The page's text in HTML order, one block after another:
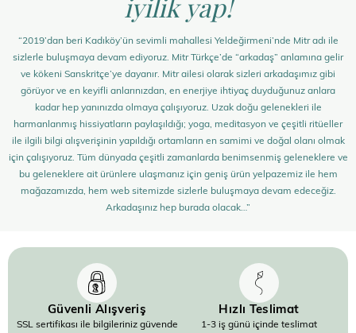
“2019’dan beri Kadıköy’ün sevimli mahallesi Yeldeğirmeni’nde Mitr adı ile
sizlerle buluşmaya devam ediyoruz. Mitr Türkçe’de “arkadaş” anlamına gelir
ve kökeni Sanskritçe’ye dayanır. Mitr ailesi olarak sizleri arkadaşımız gibi
görüyor ve en keyifli anlarınızdan, en enerjiye ihtiyaç duyduğunuz anlara
kadar hep yanınızda olmaya çalışıyoruz. Uzak doğu gelenekleri ile
harmanlanmış hissiyatların paylaşıldığı; yoga, meditasyon ve çeşitli ritüeller
ile ilgili bilgi alışverişinin yapıldığı ortamların en samimi ve doğal olanı olmak
için çalışıyoruz. Tüm dünyada çeşitli zamanlarda benimsenmiş geleneklere ve
bu geleneklere ait ürünlere ulaşmanız için geniş ürün yelpazemiz ile hem
mağazamızda, hem web sitemizde sizlerle buluşmaya devam edeceğiz.
Arkadaşınız hep burada olacak…”
Güvenli Alışveriş
SSL sertifikası ile bilgileriniz güvende
Hızlı Teslimat
1-3 iş günü içinde teslimat